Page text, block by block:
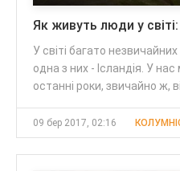
Як живуть люди у світі:
У світі багато незвичайних
одна з них - Ісландія. У
останні роки, звичайно ж,
09 бер 2017, 02:16